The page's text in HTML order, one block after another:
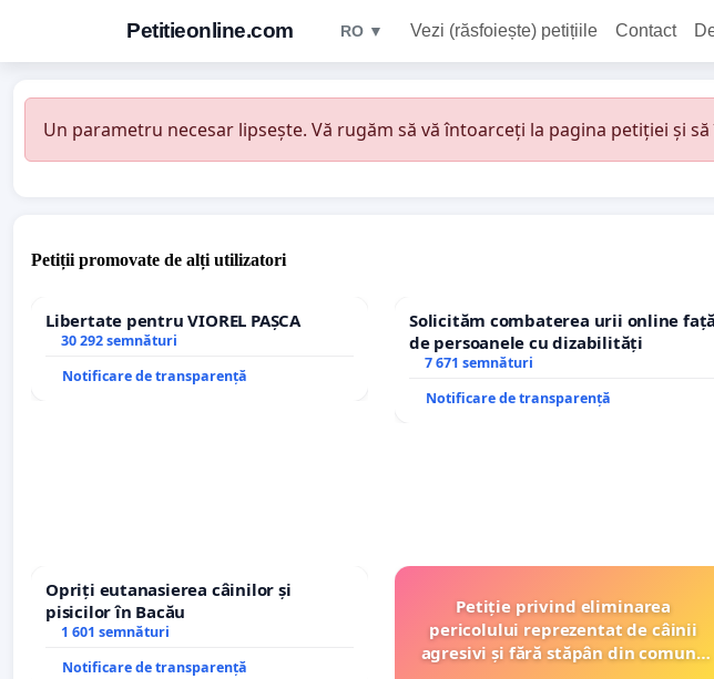
Petitieonline.com RO ▼ Vezi (răsfoiește) petițiile Contact
Un parametru necesar lipsește. Vă rugăm să vă întoarceți la pagina petiției și
Petiții promovate de alți utilizatori
Libertate pentru VIOREL PAȘCA
30 292 semnături
Notificare de transparență
Solicităm combaterea urii online față
de persoanele cu dizabilități
7 671 semnături
Notificare de transparență
Opriți eutanasierea câinilor și
pisicilor în Bacău
1 601 semnături
Notificare de transparență
Petiție privind eliminarea
pericolului reprezentat de câinii
agresivi și fără stăpân din comuna